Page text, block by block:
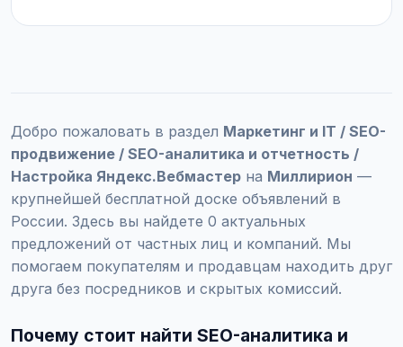
Добро пожаловать в раздел Маркетинг и IT / SEO-
продвижение / SEO-аналитика и отчетность /
Настройка Яндекс.Вебмастер на Миллирион —
крупнейшей бесплатной доске объявлений в
России. Здесь вы найдете 0 актуальных
предложений от частных лиц и компаний. Мы
помогаем покупателям и продавцам находить друг
друга без посредников и скрытых комиссий.
Почему стоит найти SEO-аналитика и